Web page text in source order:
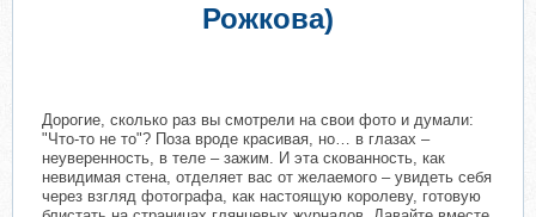
Рожкова)
Дорогие, сколько раз вы смотрели на свои фото и думали:
"Что-то не то"? Поза вроде красивая, но… в глазах –
неуверенность, в теле – зажим. И эта скованность, как
невидимая стена, отделяет вас от желаемого – увидеть себя
через взгляд фотографа, как настоящую королеву, готовую